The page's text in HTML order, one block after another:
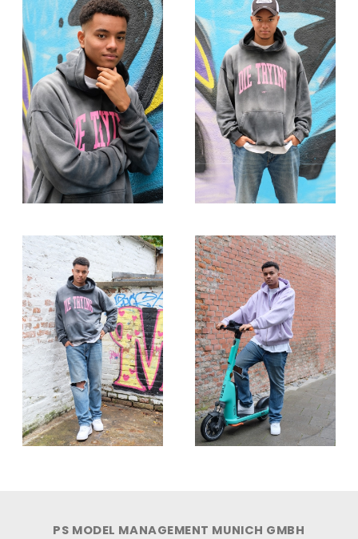
PS MODEL MANAGEMENT MUNICH GMBH